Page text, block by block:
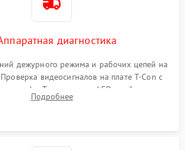
диагностика
дежурного режима и рабочих цепей на
видеосигналов на плате T-Con с
Тестирование LED-драйвера и
планок подсветки мультиметром.
Подробнее